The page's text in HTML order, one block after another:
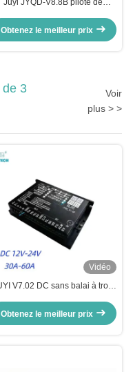
Juyi JYQD-V8.8B pilote de
220VAC
Obtenez le meilleur prix
de 3
Voir
plus > >
Vidéo
V7.02 DC sans balai à trois
basse tension régulateur de
puissance 12V 24V 60A
Obtenez le meilleur prix